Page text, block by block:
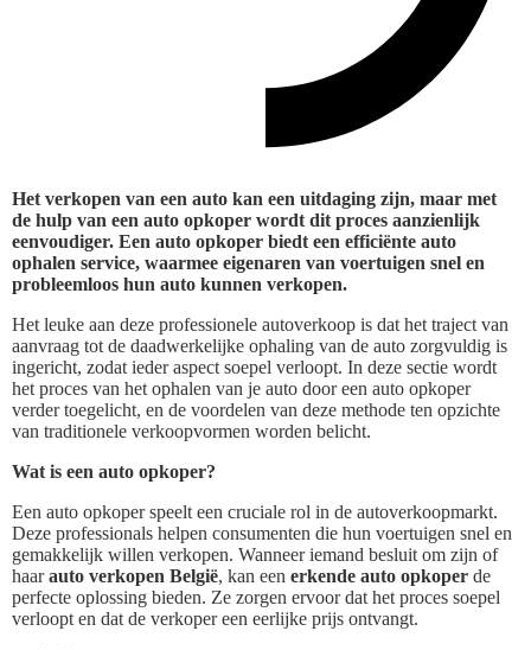
Het verkopen van een auto kan een uitdaging zijn, maar met
de hulp van een auto opkoper wordt dit proces aanzienlijk
eenvoudiger. Een auto opkoper biedt een efficiënte auto
ophalen service, waarmee eigenaren van voertuigen snel en
probleemloos hun auto kunnen verkopen.
Het leuke aan deze professionele autoverkoop is dat het traject van
aanvraag tot de daadwerkelijke ophaling van de auto zorgvuldig is
ingericht, zodat ieder aspect soepel verloopt. In deze sectie wordt
het proces van het ophalen van je auto door een auto opkoper
verder toegelicht, en de voordelen van deze methode ten opzichte
van traditionele verkoopvormen worden belicht.
Wat is een auto opkoper?
Een auto opkoper speelt een cruciale rol in de autoverkoopmarkt.
Deze professionals helpen consumenten die hun voertuigen snel en
gemakkelijk willen verkopen. Wanneer iemand besluit om zijn of
haarauto verkopen België, kan een erkende auto opkoper de
perfecte oplossing bieden. Ze zorgen ervoor dat het proces soepel
verloopt en dat de verkoper een eerlijke prijs ontvangt.